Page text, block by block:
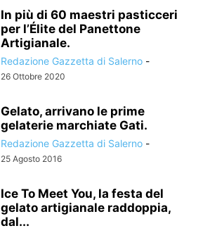
In più di 60 maestri pasticceri
per l’Élite del Panettone
Artigianale.
Redazione Gazzetta di Salerno -
26 Ottobre 2020
Gelato, arrivano le prime
gelaterie marchiate Gati.
Redazione Gazzetta di Salerno -
25 Agosto 2016
Ice To Meet You, la festa del
gelato artigianale raddoppia,
dal...